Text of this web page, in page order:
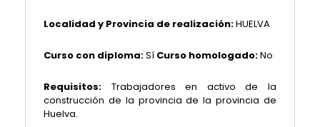
Localidad y Provincia de realización:HUELVA
Curso con diploma:Sí Curso homologado:No
Requisitos: Trabajadores en activo de la
construcción de la provincia de la provincia de
Huelva.